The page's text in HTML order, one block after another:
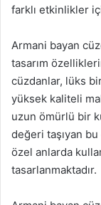
farklı etkinlikler
Armani bayan
tasarım
cüzdanlar, lüks
yüksek kaliteli
uzun ömürlü bir
değeri taşıyan
özel anlarda
tasarlanmaktadır.